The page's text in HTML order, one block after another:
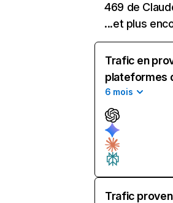
469 de
...et plus
Trafic en
plateformes
6 mois
Trafic